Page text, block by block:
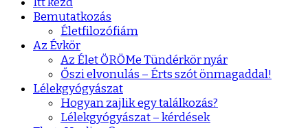
Bemutatkozás
Életfilozófiám
Az Évkör
Az Élet ÖRÖMe Tündérkör nyár
Őszi elvonulás – Érts szót önmagaddal!
Lélekgyógyászat
Hogyan zajlik egy találkozás?
Lélekgyógyászat – kérdések